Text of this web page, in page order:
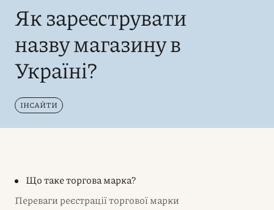
Як зареєструвати
назву магазину в
Україні?
ІНСАЙТИ
Що таке торгова марка?
Переваги реєстрації торгової марки